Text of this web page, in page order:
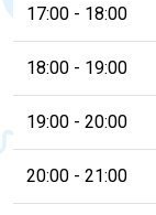
17:00 - 18:00
18:00 - 19:00
19:00 - 20:00
20:00 - 21:00